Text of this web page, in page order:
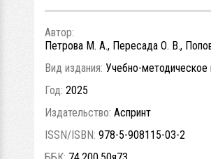
Автор:
Петрова М. А., Пересада О. В.,
Вид издания: Учебно-методическое
Год: 2025
Издательство: Аспринт
ISSN/ISBN: 978-5-908115-03-2